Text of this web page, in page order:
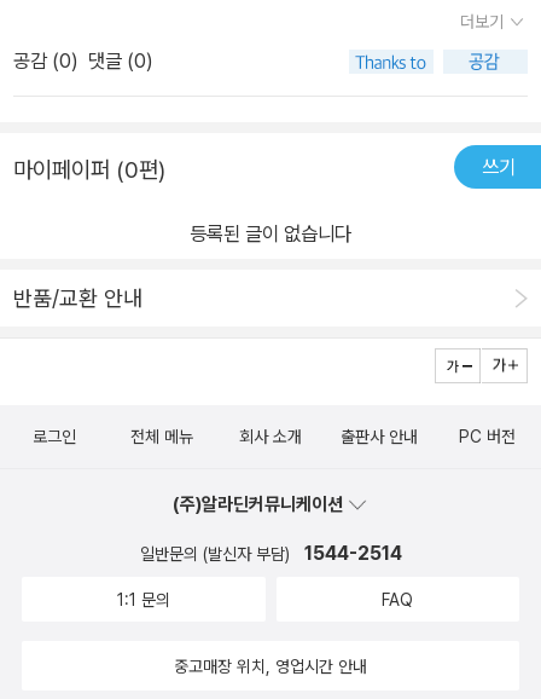
아지는 재미있는 꿈도 꾸지요. 많은 사람들이 경험해봤을 꿈에 대해
다채로운 그림과 함께 재미있게 풀어냅니다. 꿈의 세계는 우리가 상
이들과 함께 이 책을 읽고 그림을 함께 감상하며 꿈의 세계에 대해 대
화를 나눠 볼 수 있는 기회를 가질 수 있었습니다. 잠들기전 아이들
들이 꿈속에서도 엄마와 함께 즐거운 시간을 보내는 꿈을 꿀수도 있
겠다는 재미있는 생각도 드네요. 이 책은 4세~초저 어린이에게 추천
소녀가~ 기린등에 타고~ 있네요 잠을 자는중인가봐요~~ 요 기린 날
개는 좀 입체적으로 표현되어있어요 벤군이 만져보곤 재미있다고 하
더라구요^^ 이렇게 그림책 안에 있는 그림이 엽서로 되어서 들
으로 그림이 너무 재미있죠? 꿈속에서 만날수 있는 상황들을 그림으
~ 그리고 요즘 우리 벤군의 관심사는 무서운 괴물이 나타나는 꿈도
고 몸이 아주 커질수도~ 작아질수도 있어요 그런 상황들을 아이들이
는대도 너무 좋았어요 ㅋ 우리아이의 책 읽기!! 언제나 귀염둥
서 꽃이 나오니~~~ 꽃받침 포즈를 취해주구요~~ 복잡한 길이 나오
는척을 하더니 한다는 말이!! 엄마 자동차를 타고 가면 되지~~ ㅋㅋ
ㅋ 암튼 어른들이 생각하지 못한 대답이라 요즘 우리 벤군이랑 책읽
한테 달려오는 벤군~ 다 컸다고 생각했는대 아직 아기예요~~ 바닷
는게 없는거야? 난 지금 하늘도 못 날고~ 물속에서 숨도 못쉬는대 꿈
더보기
공감 (0) 댓글 (0)
마이페이퍼 (0편) 쓰기
등록된 글이 없습니다
반품/교환 안내
로그인 전체 메뉴 회사 소개 출판사 안내 PC 버전
(주)알라딘커뮤니케이션
일반문의 (발신자 부담) 1544-2514
1:1 문의 FAQ
중고매장 위치, 영업시간 안내